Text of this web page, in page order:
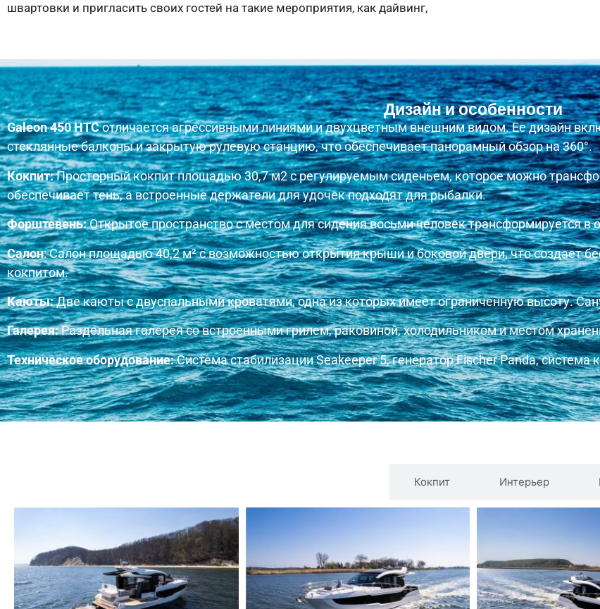
швартовки и пригласить своих гостей на такие мероприятия, как дайвинг,
Дизайн и особенности
Galeon 450 HTCотличается агрессивными линиями и двухцветным внешним видом. Ее дизайн
стеклянные балконы и закрытую рулевую станцию, что обеспечивает панорамный обзор на 360°.
Кокпит:Просторный кокпит площадью 30,7 м2 с регулируемым сиденьем, которое можно
обеспечивает тень, а встроенные держатели для удочек подходят для рыбалки.
Форштевень:Открытое пространство с местом для сидения восьми человек трансформируется
Салон: Салон площадью 40,2 м² с возможностью открытия крыши и боковой двери, что создает
кокпитом.
Каюты:Две каюты с двуспальными кроватями, одна из которых имеет ограниченную высоту.
Галерея:Раздельная галерея со встроенными грилем, раковиной, холодильником и местом
Техническое оборудование:Система стабилизации Seakeeper 5, генератор Fischer Panda,
Кокпит Интерьер